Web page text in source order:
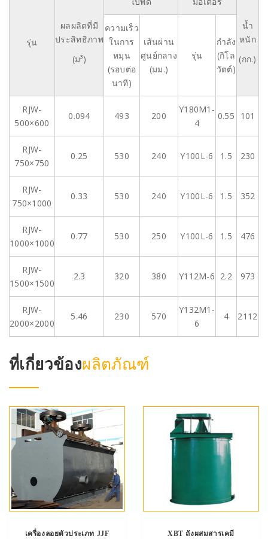
รุ่น
ผลผลิตที่มี
ประสิทธิภาพ
(ม³)
น้ำ
หนัก
(กก.)
ความเร็ว
ในการ
หมุน
(รอบต่อ
นาที)
เส้นผ่าน
ศูนย์กลาง
(มม.)
รุ่น
กำลัง
(กิโล
วัตต์)
RJW-
500×600
0.094 493 200
Y180M1-
4
0.55 101
RJW-
750×750
0.25 530 240 Y100L-6 1.5 230
RJW-
750×1000
0.33 530 240 Y100L-6 1.5 352
RJW-
1000×1000
0.77 530 250 Y100L-6 1.5 476
RJW-
1500×1500
2.3 320 380 Y112M-6 2.2 973
RJW-
2000×2000
5.46 230 570
Y132M1-
6
4 2112
ที่เกี่ยวข้องผลิตภัณฑ์
เครื่องลอยตัวประเภท JJF XBT ถังผสมสารเคมี